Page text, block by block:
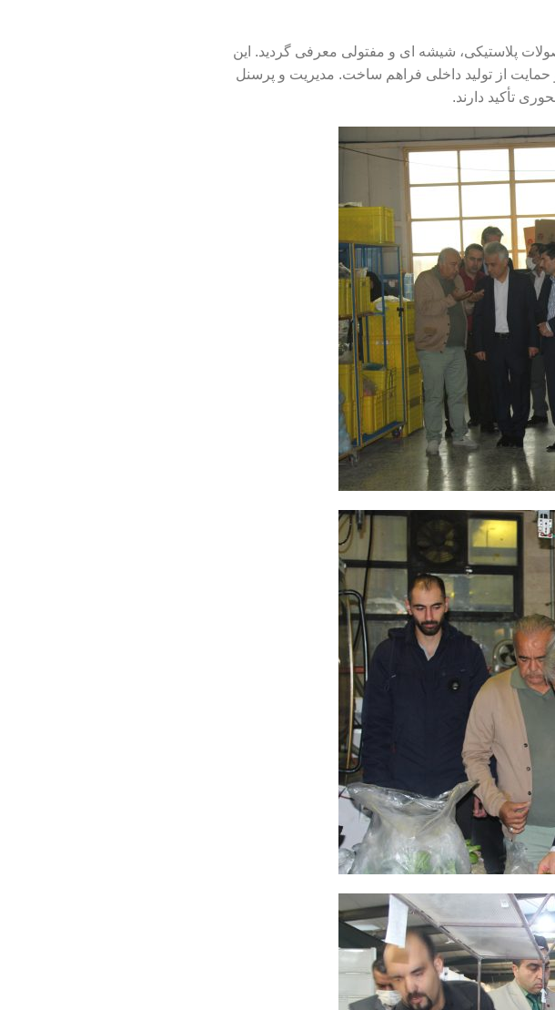
پلاستیکی، شیشه ای و مفتولی معرفی گردید. این
از تولید داخلی فراهم ساخت. مدیریت و پرسنل
تأکید دارند.